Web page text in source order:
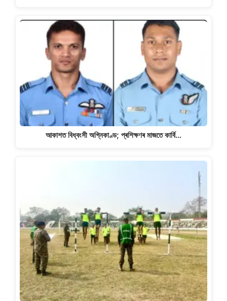
আকাশত বিধ্বংসী অগ্নিকাণ্ড; প্ৰশিক্ষণৰ মাজতে কাৰ্বি…